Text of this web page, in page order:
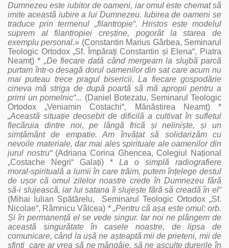
Dumnezeu este iubitor de oameni, iar omul este chemat să
imite această iubire a lui Dumnezeu. Iubirea de oameni se
traduce prin termenul „filantropie“. Hristos este modelul
suprem al filantropiei creștine, pogorât la starea de
exemplu personal.» (Constantin Marius Gârbea, Seminarul
Teologic Ortodox „Sf. Împărați Constantin și Elena“, Piatra
Neamț) * „De fiecare dată când mergeam la slujbă parcă
purtam într‑o desagă dorul oamenilor din sat care acum nu
mai puteau trece pragul bisericii. La fiecare gospodărie
cineva mă striga de după poartă să mă apropii pentru a
primi un pomelnic“... (Daniel Botezatu, Seminarul Teologic
Ortodox „Veniamin Costachi“, Mănăstirea Neamț) *
„Această situație deosebit de dificilă a cultivat în sufletul
fiecăruia dintre noi, pe lângă frică și neliniște, și un
simțământ de empatie. Am învățat să solidarizăm cu
nevoile materiale, dar mai ales spirituale ale oamenilor din
jurul nostru“ (Adriana Corina Ghencea, Colegiul Național
„Costache Negri“ Galați) * La o simplă radiografiere
moral‑spirituală a lumii în care trăim, putem înțelege destul
de ușor că omul zilelor noastre crede în Dumnezeu fără
să‑i slujească, iar lui satana îi slujește fără să creadă în el“
(Mihai Iulian Spătărelu, Seminarul Teologic Ortodox „Sf.
Nicolae“, Râmnicu Vâlcea) * „Pentru că așa este omul: orb.
Și în permanență el se vede singur. Iar noi ne plângem de
această singurătate în casele noastre, de lipsa de
comunicare, când la ușă ne așteaptă mii de prieteni, mii de
sfinți care ar vrea să ne mângâie, să ne asculte durerile în